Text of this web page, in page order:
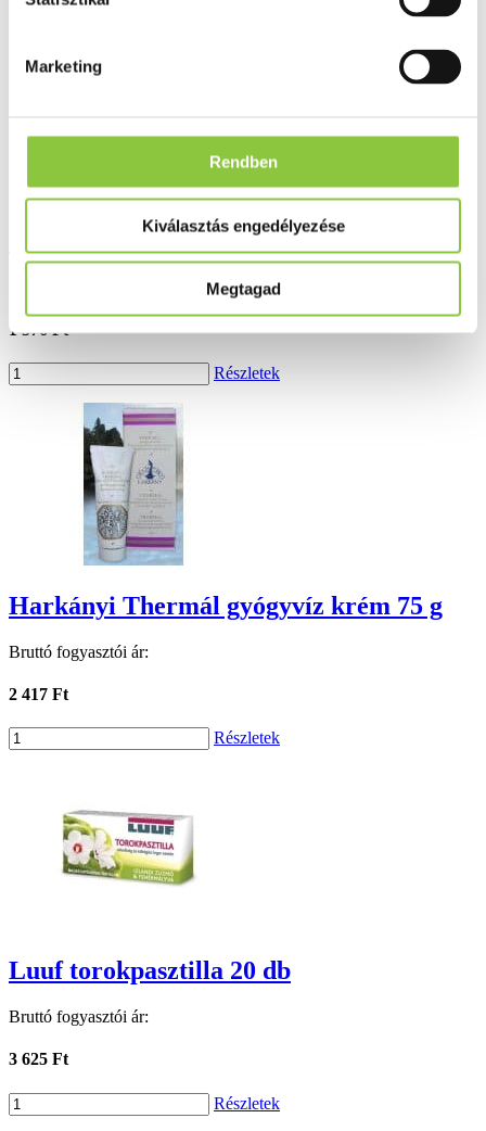
Marketing
Rendben
Kiválasztás engedélyezése
Megtagad
Biomed rozmaring krém forte 70 g
1 576 Ft
Részletek
Harkányi Thermál gyógyvíz krém 75 g
Bruttó fogyasztói ár:
2 417 Ft
Részletek
Luuf torokpasztilla 20 db
Bruttó fogyasztói ár:
3 625 Ft
Részletek